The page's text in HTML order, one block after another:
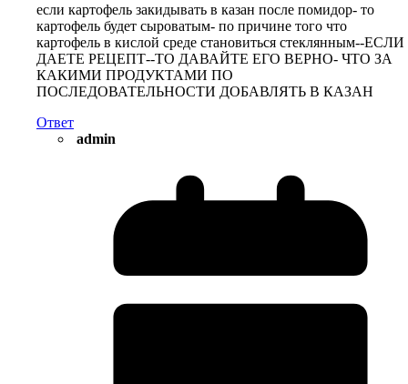
если картофель закидывать в казан после помидор- то
картофель будет сыроватым- по причине того что
картофель в кислой среде становиться стеклянным--ЕСЛИ
ДАЕТЕ РЕЦЕПТ--ТО ДАВАЙТЕ ЕГО ВЕРНО- ЧТО ЗА
КАКИМИ ПРОДУКТАМИ ПО
ПОСЛЕДОВАТЕЛЬНОСТИ ДОБАВЛЯТЬ В КАЗАН
Ответ
admin